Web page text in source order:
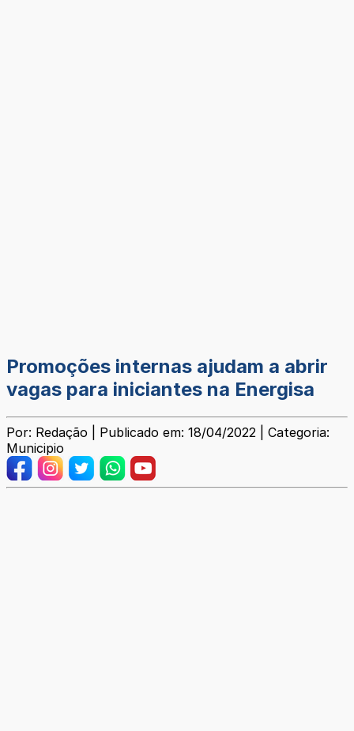
Promoções internas ajudam a abrir
vagas para iniciantes na Energisa
Por: Redação | Publicado em: 18/04/2022 | Categoria:
Municipio